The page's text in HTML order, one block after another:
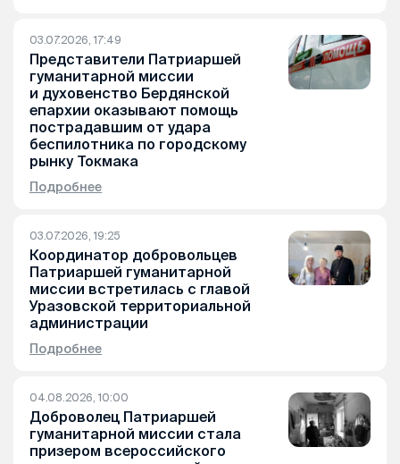
03.07.2026, 17:49
Представители Патриаршей
гуманитарной миссии
и духовенство Бердянской
епархии оказывают помощь
пострадавшим от удара
беспилотника по городскому
рынку Токмака
Подробнее
03.07.2026, 19:25
Координатор добровольцев
Патриаршей гуманитарной
миссии встретилась с главой
Уразовской территориальной
администрации
Подробнее
04.08.2026, 10:00
Доброволец Патриаршей
гуманитарной миссии стала
призером всероссийского